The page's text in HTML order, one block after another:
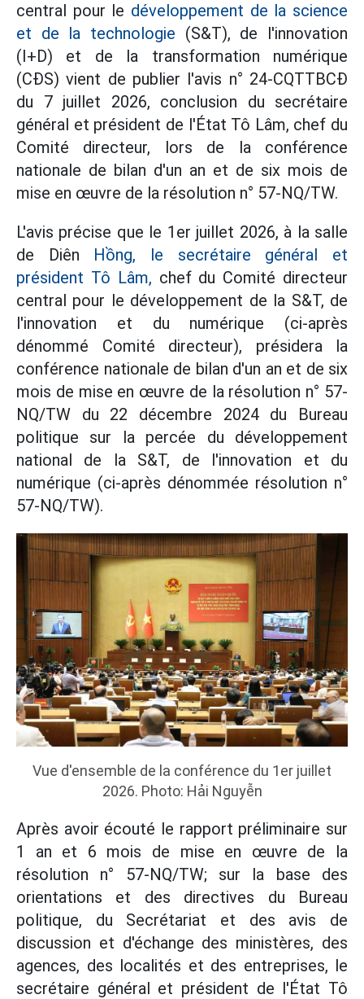
central pour le développement de la science
et de la technologie (S&T), de l'innovation
(I+D) et de la transformation numérique
(CĐS) vient de publier l'avis n° 24-CQTTBCĐ
du 7 juillet 2026, conclusion du secrétaire
général et président de l'État Tô Lâm, chef du
Comité directeur, lors de la conférence
nationale de bilan d'un an et de six mois de
mise en œuvre de la résolution n° 57-NQ/TW.
L'avis précise que le 1er juillet 2026, à la salle
de Diên Hồng, le secrétaire général et
président Tô Lâm, chef du Comité directeur
central pour le développement de la S&T, de
l'innovation et du numérique (ci-après
dénommé Comité directeur), présidera la
conférence nationale de bilan d'un an et de six
mois de mise en œuvre de la résolution n° 57-
NQ/TW du 22 décembre 2024 du Bureau
politique sur la percée du développement
national de la S&T, de l'innovation et du
numérique (ci-après dénommée résolution n°
57-NQ/TW).
Vue d'ensemble de la conférence du 1er juillet
2026. Photo: Hải Nguyễn
Après avoir écouté le rapport préliminaire sur
1 an et 6 mois de mise en œuvre de la
résolution n° 57-NQ/TW; sur la base des
orientations et des directives du Bureau
politique, du Secrétariat et des avis de
discussion et d'échange des ministères, des
agences, des localités et des entreprises, le
secrétaire général et président de l'État Tô